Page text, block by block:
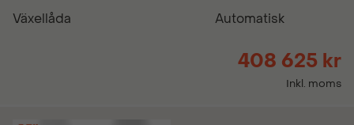
Växellåda
Automatisk
408 625 kr
Inkl. moms